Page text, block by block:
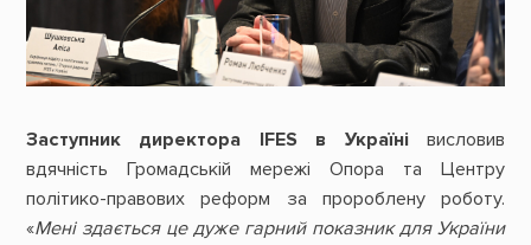
Заступник директора IFES в Українівисловив
вдячність Громадській мережі Опора та Центру
політико-правових реформ за пророблену роботу.
«Мені здається це дуже гарний показник для України